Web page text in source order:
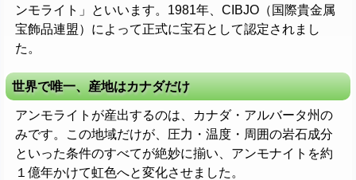
ンモライト」といいます。1981年、CIBJO（国際貴金属
宝飾品連盟）によって正式に宝石として認定されまし
た。
世界で唯一、産地はカナダだけ
アンモライトが産出するのは、カナダ・アルバータ州の
みです。この地域だけが、圧力・温度・周囲の岩石成分
といった条件のすべてが絶妙に揃い、アンモナイトを約
１億年かけて虹色へと変化させました。